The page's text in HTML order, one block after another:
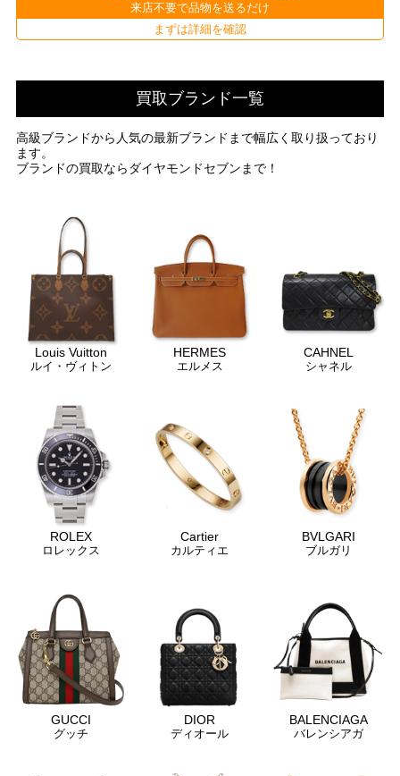
来店不要で品物を送るだけ
まずは詳細を確認
買取ブランド一覧
高級ブランドから人気の最新ブランドまで幅広く取り扱っており
ます。
ブランドの買取ならダイヤモンドセブンまで！
Louis Vuitton
ルイ・ヴィトン
HERMES
エルメス
CAHNEL
シャネル
ROLEX
ロレックス
Cartier
カルティエ
BVLGARI
ブルガリ
GUCCI
グッチ
DIOR
ディオール
BALENCIAGA
バレンシアガ